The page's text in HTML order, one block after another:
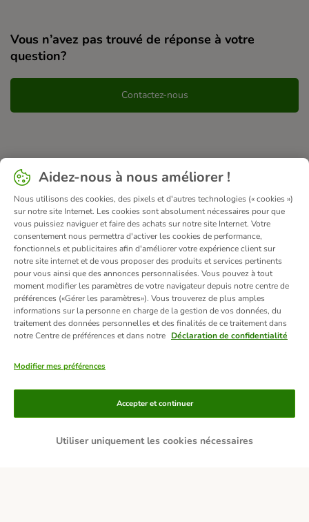
Vous n’avez pas trouvé de réponse à votre
question?
Contactez-nous
Moyens de paiement
Aidez-nous à nous améliorer !
Nous utilisons des cookies, des pixels et d'autres technologies (« cookies »)
sur notre site Internet. Les cookies sont absolument nécessaires pour que
vous puissiez naviguer et faire des achats sur notre site Internet. Votre
consentement nous permettra d'activer les cookies de performance,
fonctionnels et publicitaires afin d'améliorer votre expérience client sur
notre site internet et de vous proposer des produits et services pertinents
pour vous ainsi que des annonces personnalisées. Vous pouvez à tout
moment modifier les paramètres de votre navigateur depuis notre centre de
préférences («Gérer les paramètres»). Vous trouverez de plus amples
informations sur la personne en charge de la gestion de vos données, du
traitement des données personnelles et des finalités de ce traitement dans
notre Centre de préférences et dans notre Déclaration de confidentialité
Modifier mes préférences
Utiliser uniquement les cookies nécessaires
Accepter et continuer